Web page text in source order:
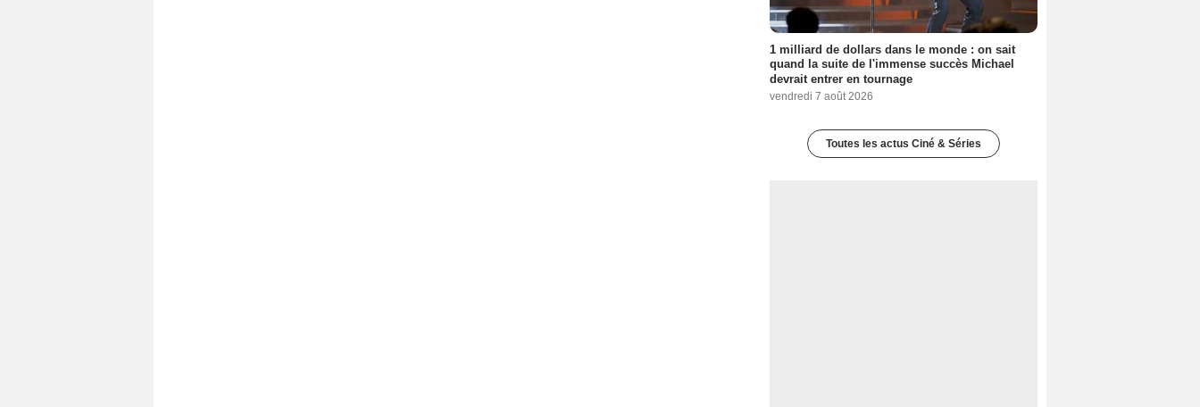
1 milliard de dollars dans le monde : on sait
quand la suite de l'immense succès Michael
devrait entrer en tournage
vendredi 7 août 2026
Toutes les actus Ciné & Séries